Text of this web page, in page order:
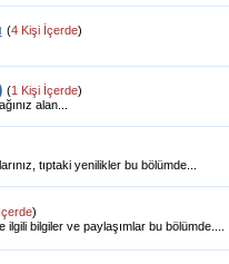
(4 Kişi İçerde)
(1 Kişi İçerde)
alan...
tıptaki yenilikler bu bölümde...
)
bilgiler ve paylaşımlar bu bölümde....